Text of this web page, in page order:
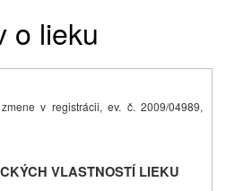
o lieku
v registrácii, ev. č. 2009/04989,
VLASTNOSTÍ LIEKU